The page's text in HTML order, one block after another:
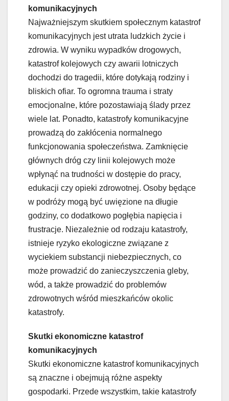
komunikacyjnych
Najważniejszym skutkiem społecznym katastrof
komunikacyjnych jest utrata ludzkich życie i
zdrowia. W wyniku wypadków drogowych,
katastrof kolejowych czy awarii lotniczych
dochodzi do tragedii, które dotykają rodziny i
bliskich ofiar. To ogromna trauma i straty
emocjonalne, które pozostawiają ślady przez
wiele lat. Ponadto, katastrofy komunikacyjne
prowadzą do zakłócenia normalnego
funkcjonowania społeczeństwa. Zamknięcie
głównych dróg czy linii kolejowych może
wpłynąć na trudności w dostępie do pracy,
edukacji czy opieki zdrowotnej. Osoby będące
w podróży mogą być uwięzione na długie
godziny, co dodatkowo pogłębia napięcia i
frustracje. Niezależnie od rodzaju katastrofy,
istnieje ryzyko ekologiczne związane z
wyciekiem substancji niebezpiecznych, co
może prowadzić do zanieczyszczenia gleby,
wód, a także prowadzić do problemów
zdrowotnych wśród mieszkańców okolic
katastrofy.
Skutki ekonomiczne katastrof
komunikacyjnych
Skutki ekonomiczne katastrof komunikacyjnych
są znaczne i obejmują różne aspekty
gospodarki. Przede wszystkim, takie katastrofy